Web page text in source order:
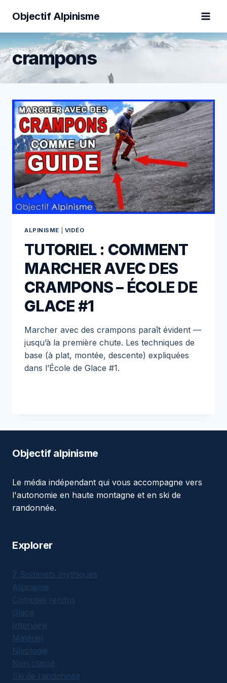
contenu
Objectif Alpinisme
crampons
ALPINISME VIDÉO
TUTORIEL : COMMENT
MARCHER AVEC DES
CRAMPONS – ÉCOLE DE
GLACE #1
Marcher avec des crampons paraît évident —
jusqu’à la première chute. Les techniques de
base (à plat, montée, descente) expliquées
dans l’École de Glace #1.
Objectif alpinisme
Le média indépendant qui vous accompagne vers
l'autonomie en haute montagne et en ski de
randonnée.
Explorer
7 Sommets mythiques
Alpinisme
Comptes rendus
Glace
Interview
Matériel
Nivologie
Non classé
Ski de randonnée